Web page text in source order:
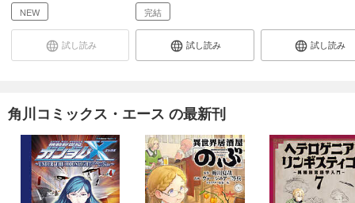
NEW
試し読み
完結
試し読み 試し読み
角川コミックス・エース の最新刊